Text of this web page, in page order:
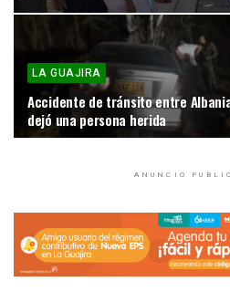
LA GUAJIRA
Accidente de tránsito entre
dejó una persona herida
ANUNCIO